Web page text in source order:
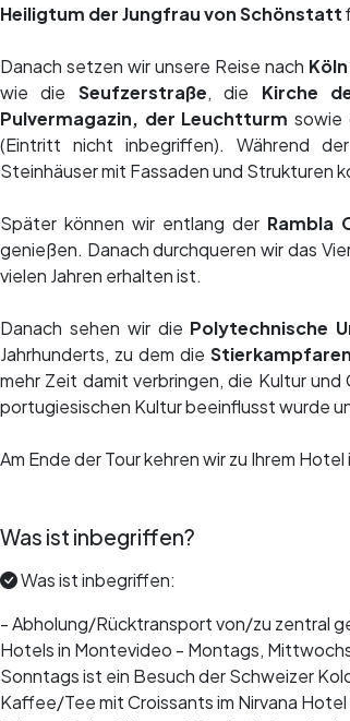
Heiligtum der Jungfrau von Schönstatt
Danach setzen wir unsere Reise nach Köln
wie die Seufzerstraße, die Kirche
Pulvermagazin, der Leuchtturm
(Eintritt nicht inbegriffen). Während
Steinhäuser mit Fassaden und Strukturen
Später können wir entlang der Rambla
genießen. Danach durchqueren wir das
vielen Jahren erhalten ist.
Danach sehen wir die Polytechnische
Jahrhunderts, zu dem die
mehr Zeit damit verbringen, die Kultur
portugiesischen Kultur beeinflusst wurde
Am Ende der Tour kehren wir zu Ihrem
Was ist inbegriffen?
Was ist inbegriffen:
- Abholung/Rücktransport von/zu zentral
Hotels in Montevideo - Montags,
Sonntags ist ein Besuch der Schweizer
Kaffee/Tee mit Croissants im Nirvana